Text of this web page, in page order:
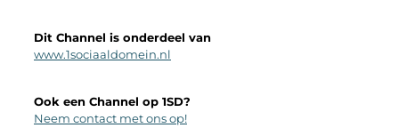
Dit Channel is onderdeel van
www.1sociaaldomein.nl
Ook een Channel op 1SD?
Neem contact met ons op!